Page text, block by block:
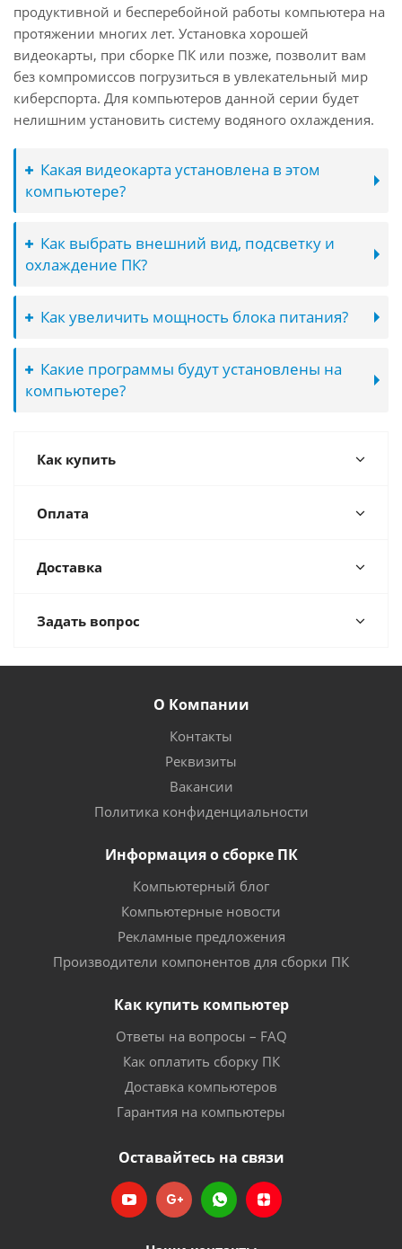
продуктивной и бесперебойной работы компьютера на
протяжении многих лет. Установка хорошей
видеокарты, при сборке ПК или позже, позволит вам
без компромиссов погрузиться в увлекательный мир
киберспорта. Для компьютеров данной серии будет
нелишним установить систему водяного охлаждения.
Какая видеокарта установлена в этом
компьютере?
Как выбрать внешний вид, подсветку и
охлаждение ПК?
Как увеличить мощность блока питания?
Какие программы будут установлены на
компьютере?
Как купить
Оплата
Доставка
Задать вопрос
О Компании
Контакты
Реквизиты
Вакансии
Политика конфиденциальности
Информация о сборке ПК
Компьютерный блог
Компьютерные новости
Рекламные предложения
Производители компонентов для сборки ПК
Как купить компьютер
Ответы на вопросы – FAQ
Как оплатить сборку ПК
Доставка компьютеров
Гарантия на компьютеры
Оставайтесь на связи